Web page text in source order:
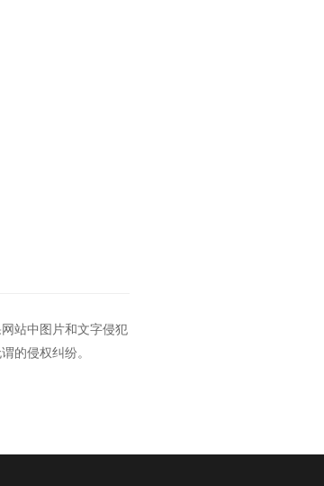
站中图片和文字侵犯
的侵权纠纷。